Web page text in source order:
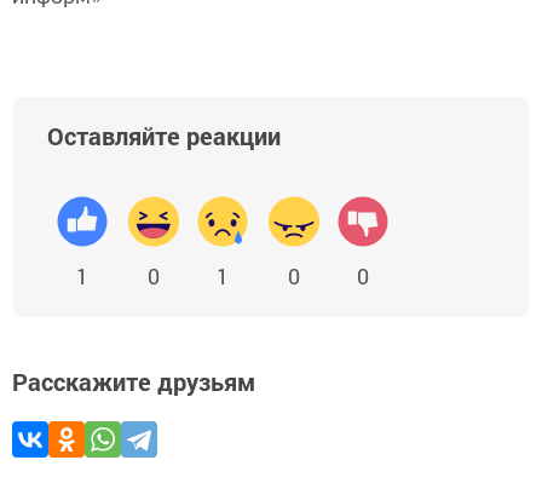
Оставляйте реакции
1 0 1 0 0
Расскажите друзьям